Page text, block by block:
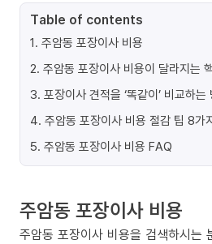
Table of contents
1. 주암동 포장이사 비용
2. 주암동 포장이사 비용이 달라지는
3. 포장이사 견적을 ‘똑같이’ 비교하는
4. 주암동 포장이사 비용 절감 팁 8가
5. 주암동 포장이사 비용 FAQ
주암동 포장이사 비용
주암동 포장이사 비용을 검색하시는